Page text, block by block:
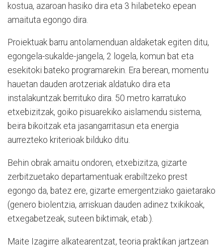
kostua, azaroan hasiko dira eta 3 hilabeteko epean
amaituta egongo dira.
Proiektuak barru antolamenduan aldaketak egiten ditu,
egongela-sukalde-jangela, 2 logela, komun bat eta
esekitoki bateko programarekin. Era berean, momentu
hauetan dauden arotzeriak aldatuko dira eta
instalakuntzak berrituko dira. 50 metro karratuko
etxebizitzak, goiko pisuarekiko aislamendu sistema,
beira bikoitzak eta jasangarritasun eta energia
aurrezteko kriterioak bilduko ditu.
Behin obrak amaitu ondoren, etxebizitza, gizarte
zerbitzuetako departamentuak erabiltzeko prest
egongo da, batez ere, gizarte emergentziako gaietarako
(genero biolentzia, arriskuan dauden adinez txikikoak,
etxegabetzeak, suteen biktimak, etab.).
Maite Izagirre alkatearentzat, teoria praktikan jartzean